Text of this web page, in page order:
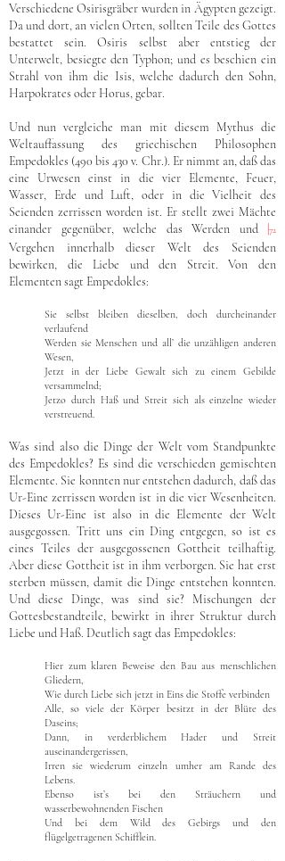
Verschiedene Osirisgräber wurden in Ägypten gezeigt.
Da und dort, an vielen Orten, sollten Teile des Gottes
bestattet sein. Osiris selbst aber entstieg der
Unterwelt, besiegte den Typhon; und es beschien ein
Strahl von ihm die Isis, welche dadurch den Sohn,
Harpokrates oder Horus, gebar.
Und nun vergleiche man mit diesem Mythus die
Weltauffassung des griechischen Philosophen
Empedokles (490 bis 430 v. Chr.). Er nimmt an, daß das
eine Urwesen einst in die vier Elemente, Feuer,
Wasser, Erde und Luft, oder in die Vielheit des
Seienden zerrissen worden ist. Er stellt zwei Mächte
einander gegenüber, welche das Werden und
72
Vergehen innerhalb dieser Welt des Seienden
bewirken, die Liebe und den Streit. Von den
Elementen sagt Empedokles:
Sie selbst bleiben dieselben, doch durcheinander
verlaufend
Werden sie Menschen und all’ die unzähligen anderen
Wesen,
Jetzt in der Liebe Gewalt sich zu einem Gebilde
versammelnd;
Jetzo durch Haß und Streit sich als einzelne wieder
verstreuend.
Was sind also die Dinge der Welt vom Standpunkte
des Empedokles? Es sind die verschieden gemischten
Elemente. Sie konnten nur entstehen dadurch, daß das
Ur-Eine zerrissen worden ist in die vier Wesenheiten.
Dieses Ur-Eine ist also in die Elemente der Welt
ausgegossen. Tritt uns ein Ding entgegen, so ist es
eines Teiles der ausgegossenen Gottheit teilhaftig.
Aber diese Gottheit ist in ihm verborgen. Sie hat erst
sterben müssen, damit die Dinge entstehen konnten.
Und diese Dinge, was sind sie? Mischungen der
Gottesbestandteile, bewirkt in ihrer Struktur durch
Liebe und Haß. Deutlich sagt das Empedokles:
Hier zum klaren Beweise den Bau aus menschlichen
Gliedern,
Wie durch Liebe sich jetzt in Eins die Stoffe verbinden
Alle, so viele der Körper besitzt in der Blüte des
Daseins;
Dann, in verderblichem Hader und Streit
auseinandergerissen,
Irren sie wiederum einzeln umher am Rande des
Lebens.
Ebenso ist’s bei den Sträuchern und
wasserbewohnenden Fischen
Und bei dem Wild des Gebirgs und den
flügelgetragenen Schifflein.